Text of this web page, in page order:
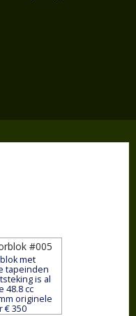
met
tapeinden
is al
48.8 cc
originele
€ 350